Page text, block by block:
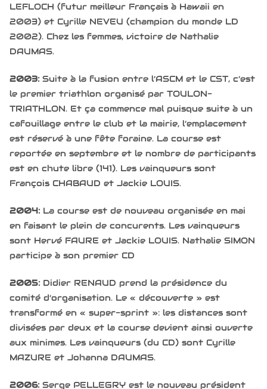
LEFLOCH (futur meilleur Français à Hawaii en
2003) et Cyrille NEVEU (champion du monde LD
2002). Chez les femmes, victoire de Nathalie
DAUMAS.
2003: Suite à la fusion entre l’ASCM et le CST, c’est
le premier triathlon organisé par TOULON-
TRIATHLON. Et ça commence mal puisque suite à un
cafouillage entre le club et la mairie, l’emplacement
est réservé à une fête foraine. La course est
reportée en septembre et le nombre de participants
est en chute libre (141). Les vainqueurs sont
François CHABAUD et Jackie LOUIS.
2004: La course est de nouveau organisée en mai
en faisant le plein de concurents. Les vainqueurs
sont Hervé FAURE et Jackie LOUIS. Nathalie SIMON
participe à son premier CD
2005: Didier RENAUD prend la présidence du
comité d’organisation. Le « découverte » est
transformé en « super-sprint »: les distances sont
divisées par deux et la course devient ainsi ouverte
aux minimes. Les vainqueurs (du CD) sont Cyrille
MAZURE et Johanna DAUMAS.
2006: Serge PELLEGRY est le nouveau président